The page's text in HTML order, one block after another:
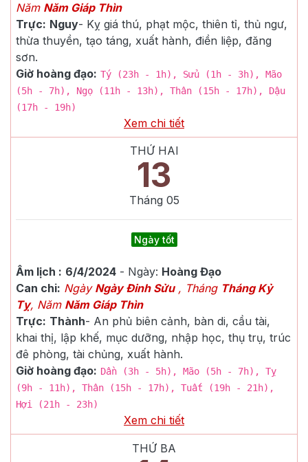
Năm Năm Giáp Thìn
Trực: Nguy- Kỵ giá thú, phạt mộc, thiên tỉ, thủ ngư,
thừa thuyền, tạo táng, xuất hành, điền liệp, đăng
sơn.
Giờ hoàng đạo: Tý (23h - 1h), Sửu (1h - 3h), Mão
(5h - 7h), Ngọ (11h - 13h), Thân (15h - 17h), Dậu
(17h - 19h)
Xem chi tiết
THỨ HAI
13
Tháng 05
Ngày tốt
Âm lịch : 6/4/2024- Ngày: Hoàng Đạo
Can chi: Ngày Ngày Đinh Sửu, Tháng Tháng Kỷ
Tỵ, Năm Năm Giáp Thìn
Trực: Thành- An phủ biên cảnh, bàn di, cầu tài,
khai thị, lập khế, mục dưỡng, nhập học, thụ trụ, trúc
đê phòng, tài chủng, xuất hành.
Giờ hoàng đạo: Dần (3h - 5h), Mão (5h - 7h), Tỵ
(9h - 11h), Thân (15h - 17h), Tuất (19h - 21h),
Hợi (21h - 23h)
Xem chi tiết
THỨ BA